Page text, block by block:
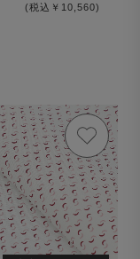
(税込￥10,560)